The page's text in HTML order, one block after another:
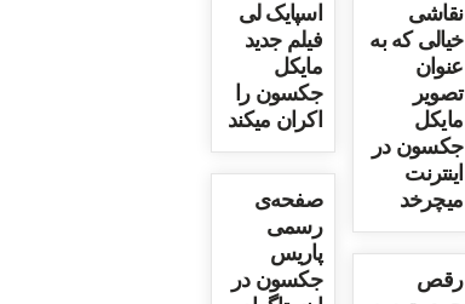
اسپایک لی
فیلم جدید
مایکل
جکسون را
اکران میکند
نقاشی
خیالی که به
عنوان
تصویر
مایکل
جکسون در
اینترنت
میچرخد
صفحه‌ی
رسمی
پاریس
جکسون در
رقص